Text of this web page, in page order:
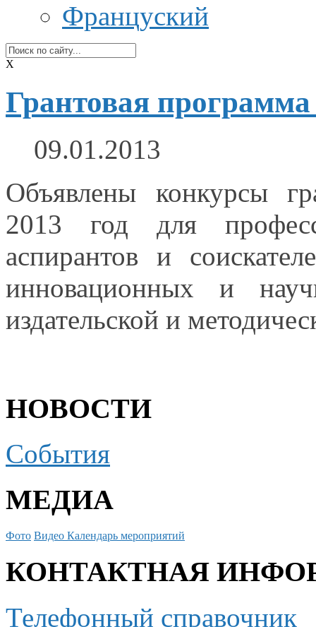
Француский
X
Грантовая
09.01.2013
Объявлены конкурсы
2013 год для
аспирантови
инновационных и
издательской и
НОВОСТИ
События
МЕДИА
Фото Видео Календарь мероприятий
КОНТАКТНАЯ
Телефонный справочник